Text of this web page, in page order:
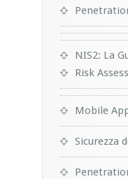
NIS2: La
Risk
Mobile
Sicurezza